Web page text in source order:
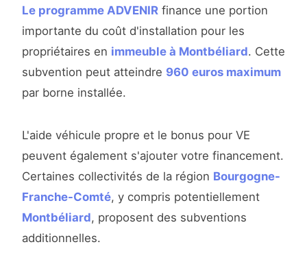
Le programme ADVENIR finance une portion
importante du coût d'installation pour les
propriétaires en immeuble à Montbéliard. Cette
subvention peut atteindre 960 euros maximum
par borne installée.
L'aide véhicule propre et le bonus pour VE
peuvent également s'ajouter votre financement.
Certaines collectivités de la région Bourgogne-
Franche-Comté, y compris potentiellement
Montbéliard, proposent des subventions
additionnelles.